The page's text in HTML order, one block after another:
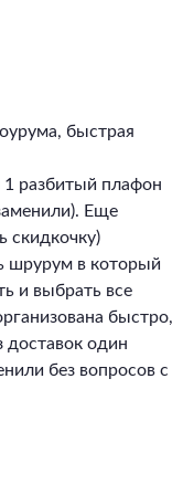
быстрая
разбитый плафон
Еще
скидкочку)
шрурум в который
и выбрать все
быстро,
доставок один
без вопросов с